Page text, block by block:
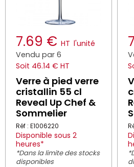
7.69 € HT l'unité
Vendu par 6
Soit 46.14 € HT
Verre à pied verre
cristallin 55 cl
Reveal Up Chef &
Sommelier
Réf : E1006220
Disponible sous 2
heures*
*Dans la limite des stocks
disponibles